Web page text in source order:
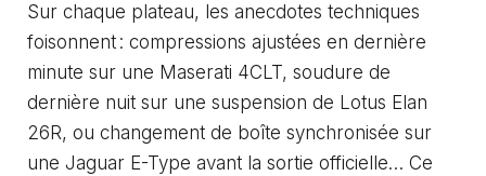
Sur chaque plateau, les anecdotes techniques
foisonnent : compressions ajustées en dernière
minute sur une Maserati 4CLT, soudure de
dernière nuit sur une suspension de Lotus Elan
26R, ou changement de boîte synchronisée sur
une Jaguar E-Type avant la sortie officielle… Ce